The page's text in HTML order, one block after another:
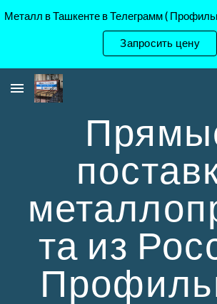
Запросить цену
та из